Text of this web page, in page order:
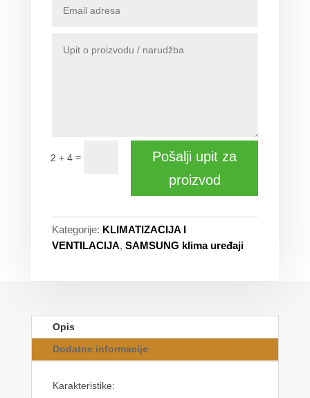
2 + 4=
Pošalji upit za
proizvod
Kategorije: KLIMATIZACIJA I
VENTILACIJA, SAMSUNG klima uređaji
Opis
Dodatne informacije
Karakteristike: